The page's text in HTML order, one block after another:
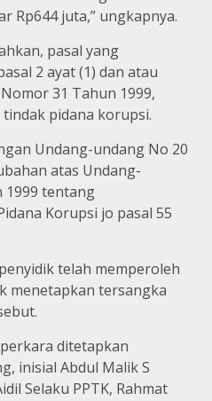
Rp644 juta,” ungkapnya.
pasal yang
2 ayat (1) dan atau
31 Tahun 1999,
pidana korupsi.
Undang-undang No 20
atas Undang-
1999 tentang
Korupsi jo pasal 55
telah memperoleh
menetapkan tersangka
ditetapkan
inisial Abdul Malik S
Selaku PPTK, Rahmat